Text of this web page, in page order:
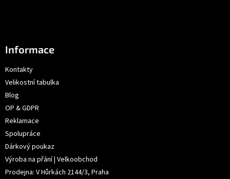
Informace
Kontakty
Velikostní tabulka
Blog
OP & GDPR
Reklamace
Spolupráce
Dárkový poukaz
Výroba na přání | Velkoobchod
Prodejna: V Hůrkách 2144/3, Praha